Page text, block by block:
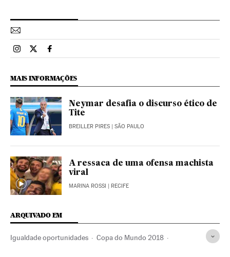
Esportes El País Brasil en Instagram
Esportes El País Brasil en Twitter
Esportes El País Brasil en Facebook
MAIS INFORMAÇÕES
Neymar desafia o discurso ético de
Tite
BREILLER PIRES | SÃO PAULO
A ressaca de uma ofensa machista
viral
MARINA ROSSI | RECIFE
ARQUIVADO EM
Igualdade oportunidades Copa do Mundo 2018